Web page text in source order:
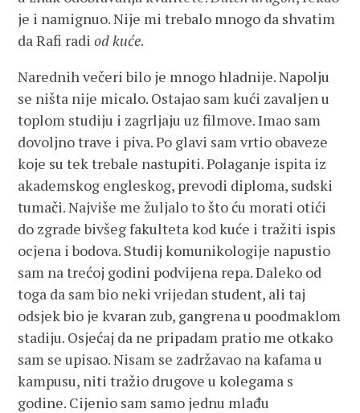
je i namignuo. Nije mi trebalo mnogo da shvatim
da Rafi radiod kuće.
Narednih večeri bilo je mnogo hladnije. Napolju
se ništa nije micalo. Ostajao sam kući zavaljen u
toplom studiju i zagrljaju uz filmove. Imao sam
dovoljno trave i piva. Po glavi sam vrtio obaveze
koje su tek trebale nastupiti. Polaganje ispita iz
akademskog engleskog, prevodi diploma, sudski
tumači. Najviše me žuljalo to što ću morati otići
do zgrade bivšeg fakulteta kod kuće i tražiti ispis
ocjena i bodova. Studij komunikologije napustio
sam na trećoj godini podvijena repa. Daleko od
toga da sam bio neki vrijedan student, ali taj
odsjek bio je kvaran zub, gangrena u poodmaklom
stadiju. Osjećaj da ne pripadam pratio me otkako
sam se upisao. Nisam se zadržavao na kafama u
kampusu, niti tražio drugove u kolegama s
godine. Cijenio sam samo jednu mlađu